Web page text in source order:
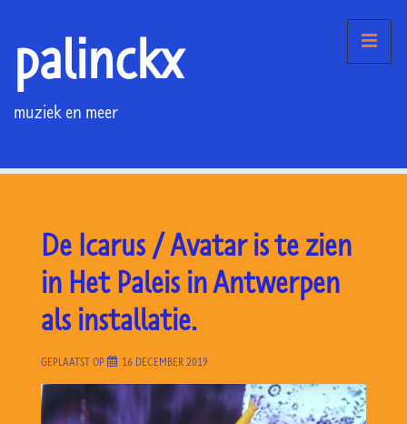
hoofdinhoud
palinckx
muziek en meer
Hoofd
De Icarus / Avatar is te zien
in Het Paleis in Antwerpen
als installatie.
GEPLAATST OP 16 DECEMBER 2019